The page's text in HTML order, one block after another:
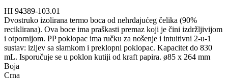
HI 94389-103.01
Dvostruko izolirana termo boca od nehrđajućeg čelika (90%
reciklirana). Ova boce ima praškasti premaz koji je čini izdržljivijom
i otpornijom. PP poklopac ima ručku za nošenje i intuitivni 2-u-1
sustav: izljev sa slamkom i preklopni poklopac. Kapacitet do 830
mL. Isporučuje se u poklon kutiji od kraft papira. ø85 x 264 mm
Boja
Crna